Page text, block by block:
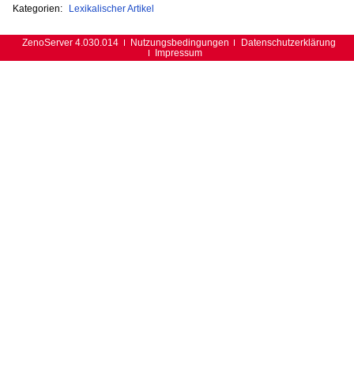
Kategorien:
Lexikalischer Artikel
ZenoServer 4.030.014 Nutzungsbedingungen
Datenschutzerklärung
Impressum